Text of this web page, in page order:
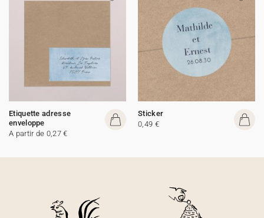
Etiquette adresse
enveloppe
A partir de 0,27 €
Sticker
0,49 €